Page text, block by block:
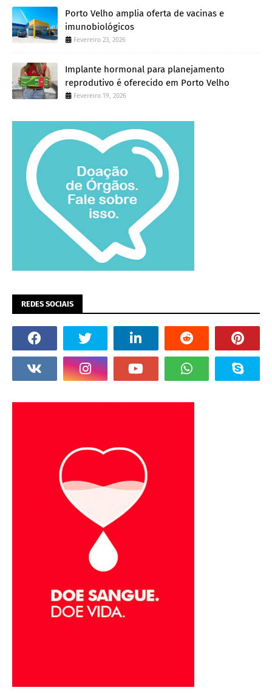
Porto Velho amplia oferta de vacinas e
imunobiológicos
Fevereiro 23, 2026
Implante hormonal para planejamento
reprodutivo é oferecido em Porto Velho
Fevereiro 19, 2026
REDES SOCIAIS